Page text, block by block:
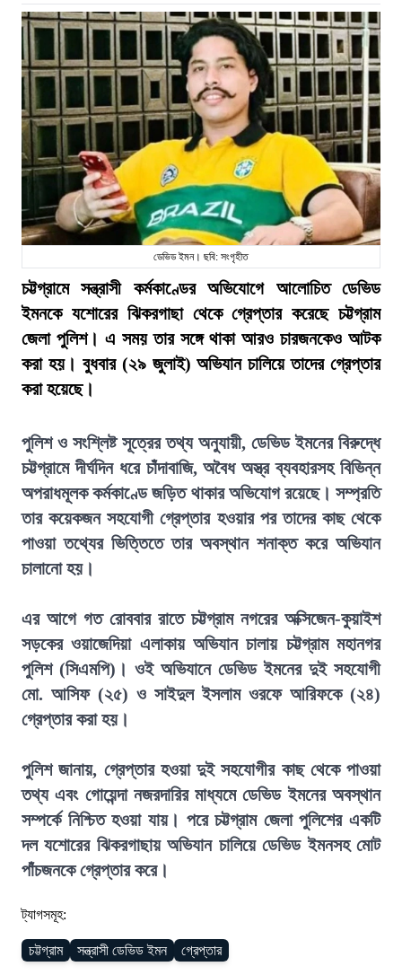
ডেভিড ইমন। ছবি: সংগৃহীত
চট্টগ্রামে সন্ত্রাসী কর্মকাণ্ডের অভিযোগে আলোচিত ডেভিড
ইমনকে যশোরের ঝিকরগাছা থেকে গ্রেপ্তার করেছে চট্টগ্রাম
জেলা পুলিশ। এ সময় তার সঙ্গে থাকা আরও চারজনকেও আটক
করা হয়। বুধবার (২৯ জুলাই) অভিযান চালিয়ে তাদের গ্রেপ্তার
করা হয়েছে।
পুলিশ ও সংশ্লিষ্ট সূত্রের তথ্য অনুযায়ী, ডেভিড ইমনের বিরুদ্ধে
চট্টগ্রামে দীর্ঘদিন ধরে চাঁদাবাজি, অবৈধ অস্ত্র ব্যবহারসহ বিভিন্ন
অপরাধমূলক কর্মকাণ্ডে জড়িত থাকার অভিযোগ রয়েছে। সম্প্রতি
তার কয়েকজন সহযোগী গ্রেপ্তার হওয়ার পর তাদের কাছ থেকে
পাওয়া তথ্যের ভিত্তিতে তার অবস্থান শনাক্ত করে অভিযান
চালানো হয়।
এর আগে গত রোববার রাতে চট্টগ্রাম নগরের অক্সিজেন-কুয়াইশ
সড়কের ওয়াজেদিয়া এলাকায় অভিযান চালায় চট্টগ্রাম মহানগর
পুলিশ (সিএমপি)। ওই অভিযানে ডেভিড ইমনের দুই সহযোগী
মো. আসিফ (২৫) ও সাইদুল ইসলাম ওরফে আরিফকে (২৪)
গ্রেপ্তার করা হয়।
পুলিশ জানায়, গ্রেপ্তার হওয়া দুই সহযোগীর কাছ থেকে পাওয়া
তথ্য এবং গোয়েন্দা নজরদারির মাধ্যমে ডেভিড ইমনের অবস্থান
সম্পর্কে নিশ্চিত হওয়া যায়। পরে চট্টগ্রাম জেলা পুলিশের একটি
দল যশোরের ঝিকরগাছায় অভিযান চালিয়ে ডেভিড ইমনসহ মোট
পাঁচজনকে গ্রেপ্তার করে।
ট্যাগসমূহ:
চট্টগ্রাম সন্ত্রাসী ডেভিড ইমন গ্রেপ্তার